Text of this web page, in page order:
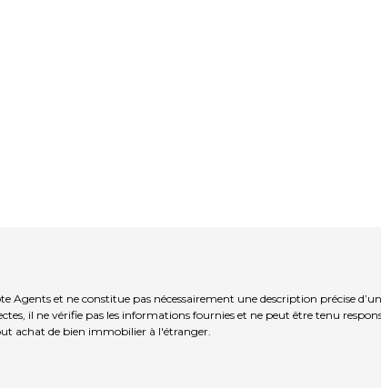
et ne constitue pas nécessairement une description précise
il ne vérifie pas les informations fournies et ne peut être tenu
achat de bien immobilier à l'étranger.